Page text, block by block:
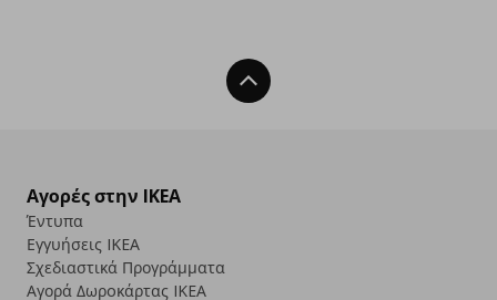
Back To Top
Αγορές στην IKEA
Έντυπα
Εγγυήσεις IKEA
Σχεδιαστικά Προγράμματα
Αγορά Δωρoκάρτας IKEA